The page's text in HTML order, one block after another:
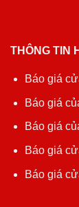
THÔNG TIN
Báo giá
Báo giá
Báo giá
Báo giá
Báo giá